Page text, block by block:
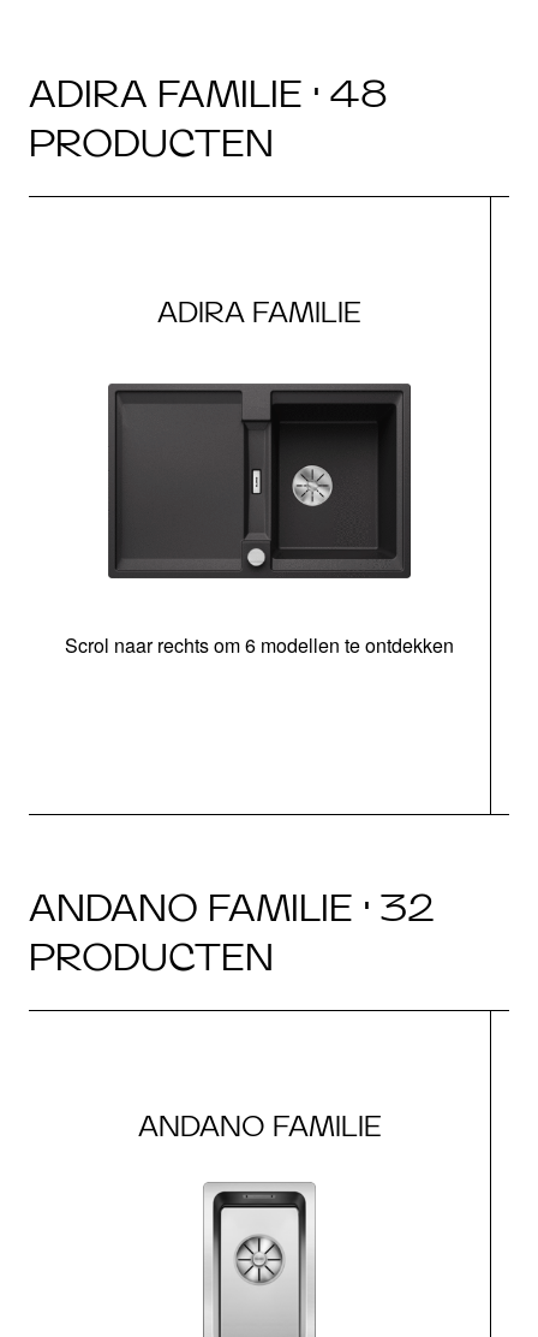
ADIRA FAMILIE · 48
PRODUCTEN
ADIRA FAMILIE
Scrol naar rechts om 6 modellen te ontdekken
ANDANO FAMILIE · 32
PRODUCTEN
ANDANO FAMILIE